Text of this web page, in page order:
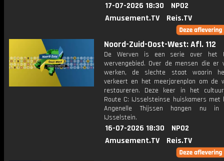
17-07-2026 18:30
NPO2
Amusement.TV
Reis.TV
Noord-Zuid-Oost-West: Afl. 112
De Werven is een serie over het
wervengebied. Over de mensen die er
werken, de slechte staat waarin
verkeert en het meerjarenplan om de
restaureren. Deze keer in het
Route C: IJsselsteinse huiskamers met
Angenelle Thijssen hangen nu in
IJsselstein.
16-07-2026 18:30
NPO2
Amusement.TV
Reis.TV